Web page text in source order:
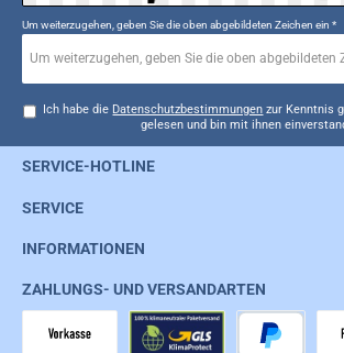
Um weiterzugehen, geben Sie die oben abgebildeten Zeichen ein *
Ich habe die Datenschutzbestimmungen zur Kenntnis
gelesen und bin mit ihnen
SERVICE-HOTLINE
SERVICE
INFORMATIONEN
ZAHLUNGS- UND VERSANDARTEN